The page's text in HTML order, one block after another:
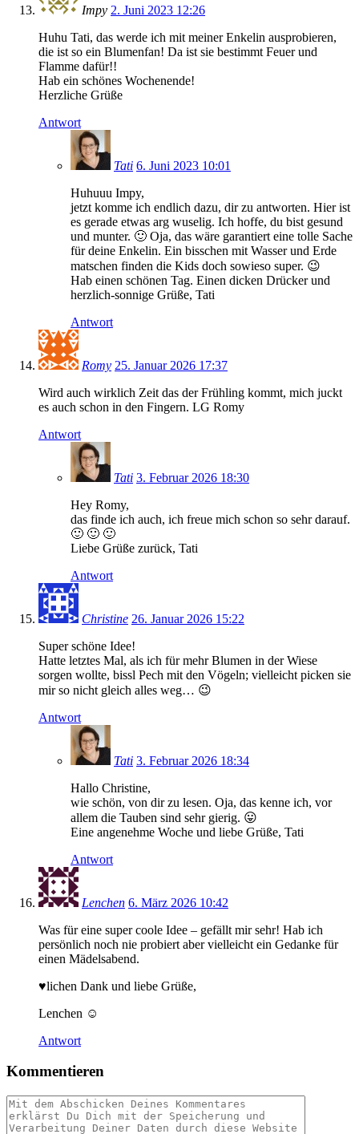
Impy 2. Juni 2023 12:26
Huhu Tati, das werde ich mit meiner Enkelin ausprobieren,
die ist so ein Blumenfan! Da ist sie bestimmt Feuer und
Flamme dafür!!
Hab ein schönes Wochenende!
Herzliche Grüße
Antwort
Tati 6. Juni 2023 10:01
Huhuuu Impy,
jetzt komme ich endlich dazu, dir zu antworten. Hier ist
es gerade etwas arg wuselig. Ich hoffe, du bist gesund
und munter. 🙂 Oja, das wäre garantiert eine tolle Sache
für deine Enkelin. Ein bisschen mit Wasser und Erde
matschen finden die Kids doch sowieso super. 😉
Hab einen schönen Tag. Einen dicken Drücker und
herzlich-sonnige Grüße, Tati
Antwort
Romy 25. Januar 2026 17:37
Wird auch wirklich Zeit das der Frühling kommt, mich juckt
es auch schon in den Fingern. LG Romy
Antwort
Tati 3. Februar 2026 18:30
Hey Romy,
das finde ich auch, ich freue mich schon so sehr darauf.
🙂 🙂 🙂
Liebe Grüße zurück, Tati
Antwort
Christine 26. Januar 2026 15:22
Super schöne Idee!
Hatte letztes Mal, als ich für mehr Blumen in der Wiese
sorgen wollte, bissl Pech mit den Vögeln; vielleicht picken sie
mir so nicht gleich alles weg… 😉
Antwort
Tati 3. Februar 2026 18:34
Hallo Christine,
wie schön, von dir zu lesen. Oja, das kenne ich, vor
allem die Tauben sind sehr gierig. 😛
Eine angenehme Woche und liebe Grüße, Tati
Antwort
Lenchen 6. März 2026 10:42
Was für eine super coole Idee – gefällt mir sehr! Hab ich
persönlich noch nie probiert aber vielleicht ein Gedanke für
einen Mädelsabend.
♥lichen Dank und liebe Grüße,
Lenchen ☺
Antwort
Kommentieren